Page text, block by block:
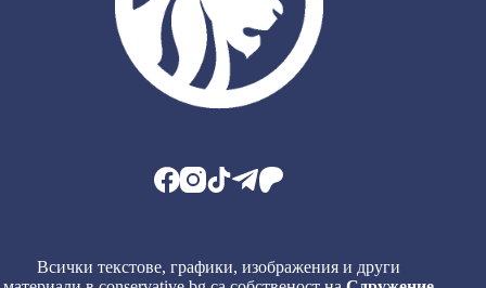
Всички текстове, графики, изображения и други